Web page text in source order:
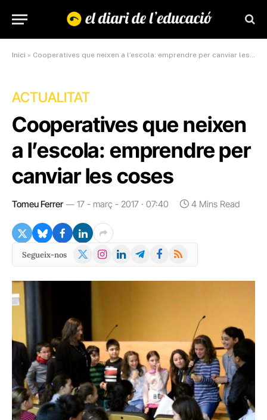
Inici » Cooperatives que neixen a l’escola: emprendre per canviar les coses
ACTUALITAT
Cooperatives que neixen
a l’escola: emprendre per
canviar les coses
Tomeu Ferrer 17 - març - 2017 · 07:40 4 Mins Read
Segueix-nos
X
Instagram
LinkedInTelegramFacebook
RSS